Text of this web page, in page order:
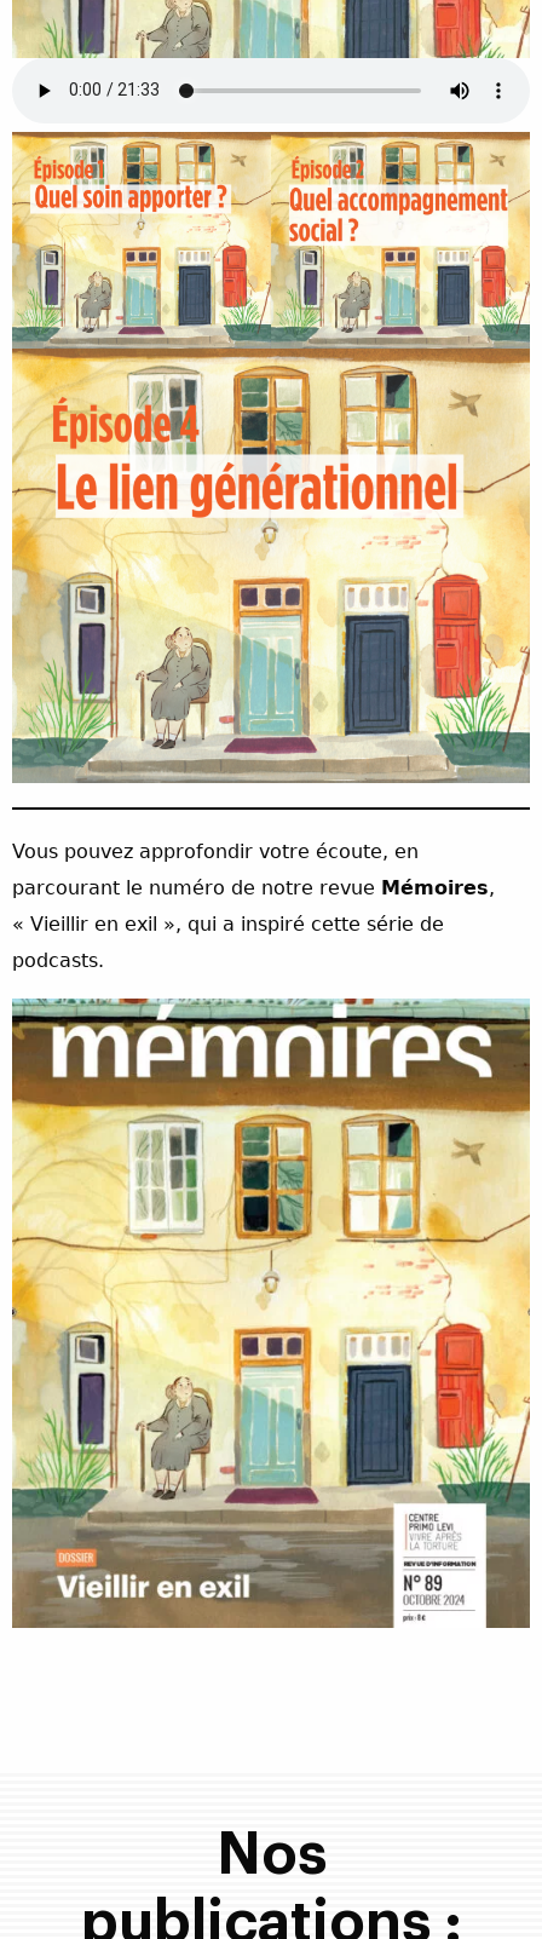
Vous pouvez approfondir votre écoute, en
parcourant le numéro de notre revue Mémoires,
« Vieillir en exil », qui a inspiré cette série de
podcasts.
Nos
publications :